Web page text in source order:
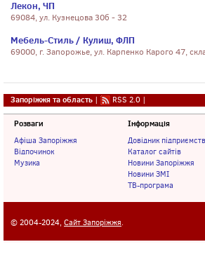
Лекон, ЧП
69084, ул. Кузнецова 30б - 32
Мебель-Стиль / Кулиш, ФЛП
69000, г. Запорожье, ул. Карпенко Карого 47,
Запоріжжя та область | RSS 2.0 |
Розваги
Афіша Запоріжжя
Відпочинок
Музика
Інформація
Довідник підприємств
Каталог сайтів
Новини Запоріжжя
Новини ЗМІ
ТВ-програма
© 2004-2024, Сайт Запоріжжя.